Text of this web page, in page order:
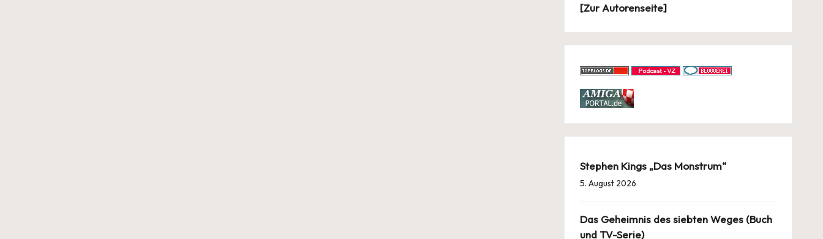
[Zur Autorenseite]
Stephen Kings „Das Monstrum“
5. August 2026
Das Geheimnis des siebten Weges (Buch
und TV-Serie)